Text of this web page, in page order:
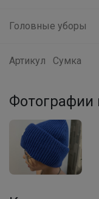
Головные уборы
Артикул Сумка
Фотографии
Леныра
Лонгслив
ключик"